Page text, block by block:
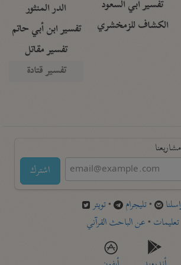
تفسير أبي السعود
الكشاف للزمخشري
الدر المنثور
تفسير ابن أبي حاتم
تفسير مقاتل
تفسير قتادة
اشترك
•تليجرام •تويتر
تعليمات •عن الباحث القرآني